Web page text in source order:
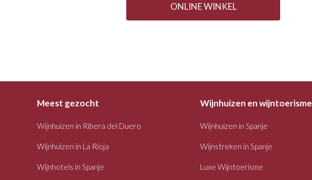
ONLINE WINKEL
Meest gezocht
Wijnhuizen in Ribera del Duero
Wijnhuizen in La Rioja
Wijnhotels in Spanje
Wijnhuizen en wijntoerisme
Wijnhuizen in Spanje
Wijnstreken in Spanje
Luxe Wijntoerisme